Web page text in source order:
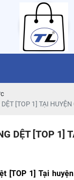
[TOP 1] TẠI HUYỆN
DỆT [TOP 1]
[TOP 1] Tại